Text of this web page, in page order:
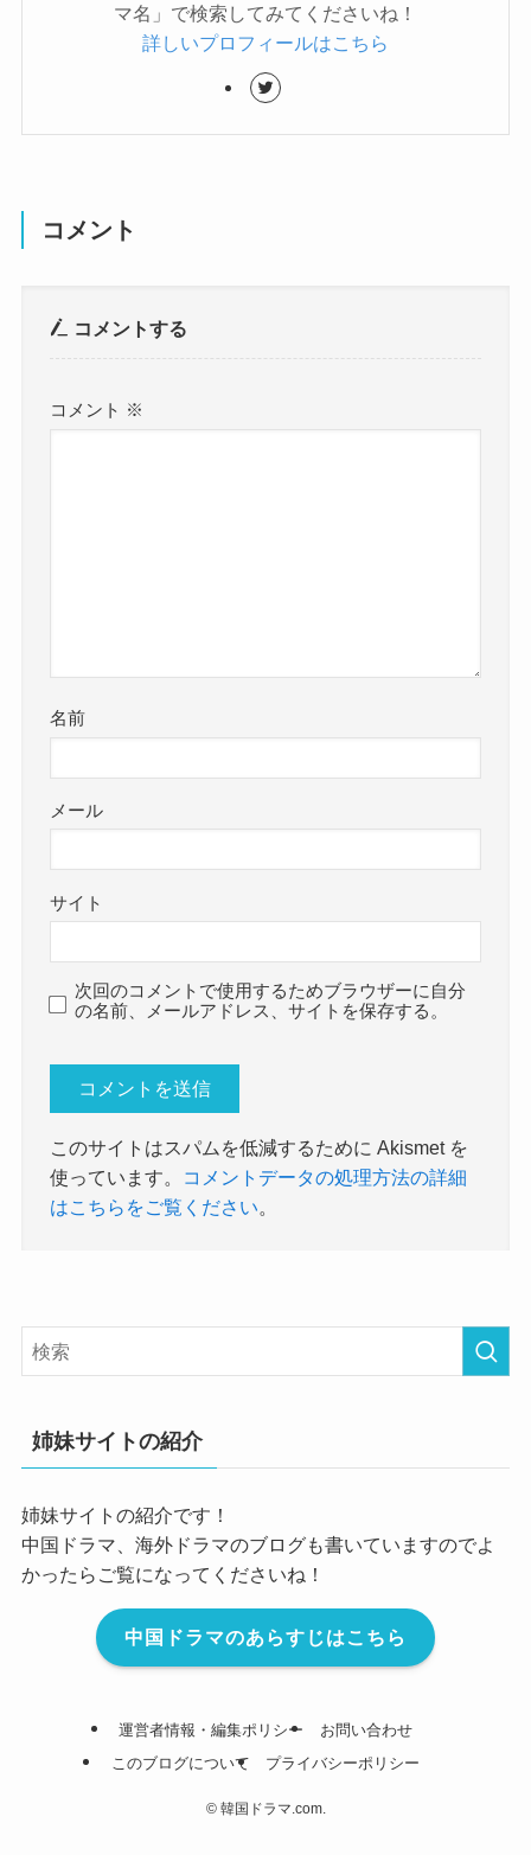
マ名」で検索してみてくださいね！
詳しいプロフィールはこちら
コメント
コメントする
コメント ※
名前
メール
サイト
次回のコメントで使用するためブラウザーに自分
の名前、メールアドレス、サイトを保存する。
このサイトはスパムを低減するために Akismet を
使っています。
コメントデータの処理方法の詳細
はこちらをご覧ください
姉妹サイトの紹介
姉妹サイトの紹介です！
中国ドラマ、海外ドラマのブログも書いていますのでよ
かったらご覧になってくださいね！
中国ドラマのあらすじはこちら
運営者情報・編集ポリシー
お問い合わせ
このブログについて
プライバシーポリシー
©韓国ドラマ.com.